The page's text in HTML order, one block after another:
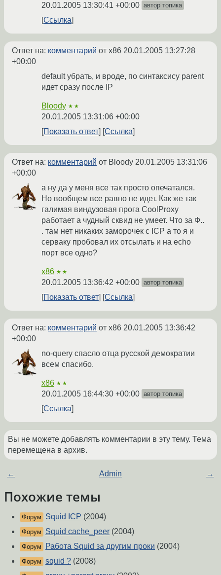
20.01.2005 13:30:41 +00:00 автор топика
Ссылка
Ответ на: комментарий от x86 20.01.2005 13:27:28
+00:00
default убрать, и вроде, по синтаксису parent
идет сразу после IP
Bloody ★★
20.01.2005 13:31:06 +00:00
Показать ответ
Ссылка
Ответ на: комментарий от Bloody 20.01.2005 13:31:06
+00:00
а ну да у меня все так просто опечатался.
Но вообщем все равно не идет. Как же так
галимая виндузовая прога CoolProxy
работает а чудный сквид не умеет. Что за Ф..
. там нет никаких заморочек с ICP а то я и
серваку пробовал их отсылать и на echo
порт все одно?
x86 ★★
20.01.2005 13:36:42 +00:00 автор топика
Показать ответ Ссылка
Ответ на: комментарий от x86 20.01.2005 13:36:42
+00:00
no-query спасло отца русской демократии
всем спасибо.
x86 ★★
20.01.2005 16:44:30 +00:00 автор топика
Ссылка
Вы не можете добавлять комментарии в эту тему. Тема
перемещена в архив.
← Admin →
Похожие темы
Форум Squid ICP (2004)
Форум Squid cache_peer (2004)
Форум Работа Squid за другим проки (2004)
Форум squid ? (2008)